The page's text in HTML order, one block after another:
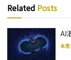
Related Posts
AI
本